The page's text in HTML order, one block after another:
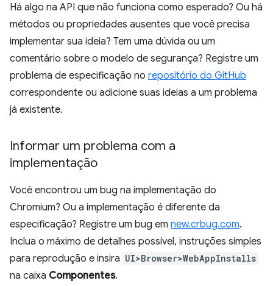
Há algo na API que não funciona como esperado? Ou há
métodos ou propriedades ausentes que você precisa
implementar sua ideia? Tem uma dúvida ou um
comentário sobre o modelo de segurança? Registre um
problema de especificação no repositório do GitHub
correspondente ou adicione suas ideias a um problema
já existente.
Informar um problema com a
implementação
Você encontrou um bug na implementação do
Chromium? Ou a implementação é diferente da
especificação? Registre um bug em new.crbug.com.
Inclua o máximo de detalhes possível, instruções simples
para reprodução e insira UI>Browser>WebAppInstalls
na caixa Componentes.